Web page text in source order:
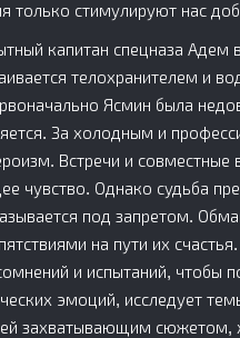
только стимулируют нас
капитан спецназа Адем
телохранителем и
Ясмин была
За холодным и
Встречи и
чувство. Однако судьба
под запретом.
на пути их
и испытаний, чтобы
эмоций, исследует
захватывающим сюжетом,